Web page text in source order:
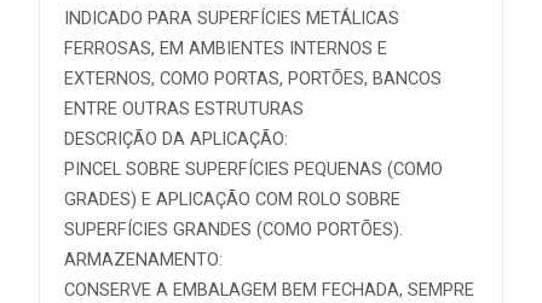
INDICADO PARA SUPERFÍCIES METÁLICAS
FERROSAS, EM AMBIENTES INTERNOS E
EXTERNOS, COMO PORTAS, PORTÕES, BANCOS
ENTRE OUTRAS ESTRUTURAS
DESCRIÇÃO DA APLICAÇÃO:
PINCEL SOBRE SUPERFÍCIES PEQUENAS (COMO
GRADES) E APLICAÇÃO COM ROLO SOBRE
SUPERFÍCIES GRANDES (COMO PORTÕES).
ARMAZENAMENTO:
CONSERVE A EMBALAGEM BEM FECHADA, SEMPRE